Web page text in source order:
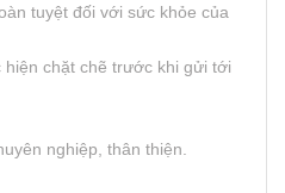
tuyệt đối với sức khỏe của
chặt chẽ trước khi gửi tới
nghiệp, thân thiện.